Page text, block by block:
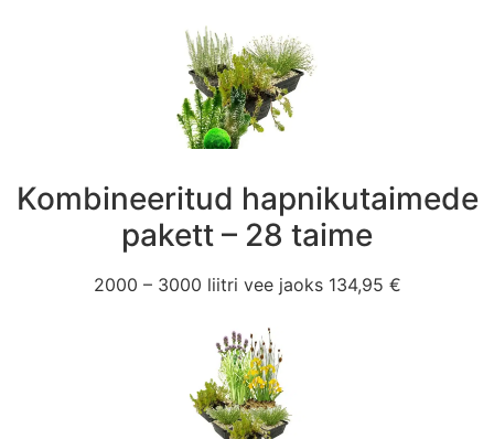
Kombineeritud hapnikutaimede
pakett – 28 taime
2000 – 3000 liitri vee jaoks 134,95 €